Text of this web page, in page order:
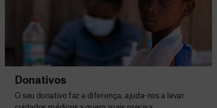
Donativos
O seu donativo faz a diferença, ajuda-nos a levar